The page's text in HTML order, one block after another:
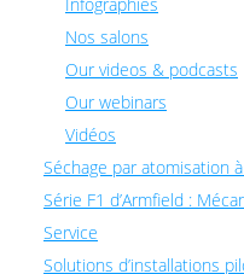
Nos salons
Our videos & podcasts
Our webinars
Vidéos
Séchage par atomisation
Série F1 d’Armfield :
Service
Solutions d’installations